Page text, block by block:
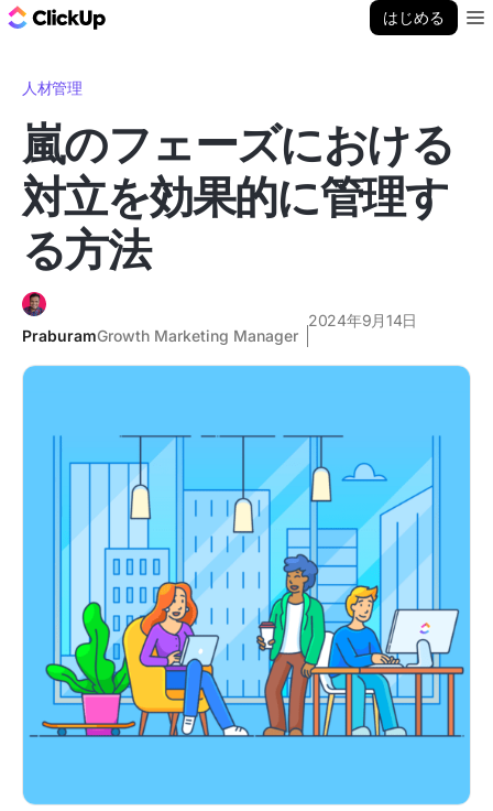
はじめる
人材管理
嵐のフェーズにおける
対立を効果的に管理す
る方法
PraburamGrowth Marketing Manager
2024年9月14日